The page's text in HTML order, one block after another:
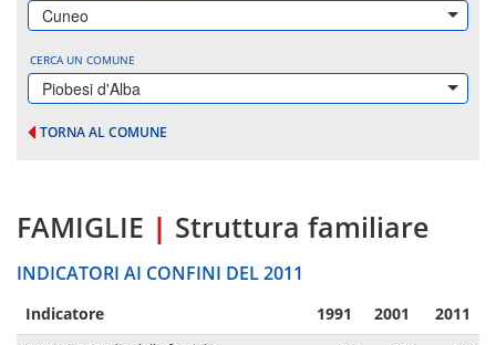
Cuneo
CERCA UN COMUNE
Piobesi d'Alba
TORNA AL COMUNE
FAMIGLIE | Struttura familiare
INDICATORI AI CONFINI DEL 2011
Indicatore 1991 2001 2011